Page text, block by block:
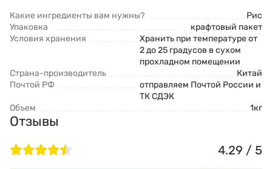
Какие ингредиенты вам нужны?
Рис
Упаковка
крафтовый пакет
Условия хранения
Хранить при температуре от
2 до 25 градусов в сухом
прохладном помещении
Страна-производитель
Китай
Почтой РФ
отправляем Почтой России и
ТК СДЭК
Объем
1кг
Отзывы
4.29 / 5